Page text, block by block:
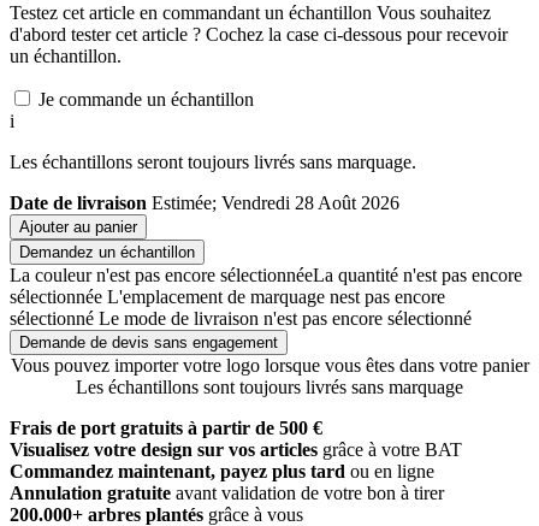
Testez cet article en commandant un échantillon Vous souhaitez
d'abord tester cet article ? Cochez la case ci-dessous pour recevoir
un échantillon.
Je commande un échantillon
i
Les échantillons seront toujours livrés sans marquage.
Date de livraison Estimée; Vendredi 28 Août 2026
Ajouter au panier
Demandez un échantillon
La couleur n'est pas encore sélectionnéeLa quantité n'est pas encore
sélectionnée L'emplacement de marquage nest pas encore
sélectionné Le mode de livraison n'est pas encore sélectionné
Demande de devis sans engagement
Vous pouvez importer votre logo lorsque vous êtes dans votre panier
Les échantillons sont toujours livrés sans marquage
Frais de port gratuits à partir de 500 €
Visualisez votre design sur vos articles grâce à votre BAT
Commandez maintenant, payez plus tard ou en ligne
Annulation gratuite avant validation de votre bon à tirer
200.000+ arbres plantés grâce à vous